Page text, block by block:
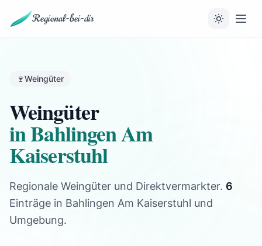
Regional-bei-dir
🍷Weingüter
Weingüter
in Bahlingen Am
Kaiserstuhl
Regionale Weingüter und Direktvermarkter. 6
Einträge in Bahlingen Am Kaiserstuhl und
Umgebung.